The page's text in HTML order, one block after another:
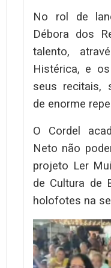
No rol de
Débora dos
talento,
Histérica, e
seus recitais,
de enorme
O Cordel
Neto não
projeto Ler
de Cultura de
holofotes na